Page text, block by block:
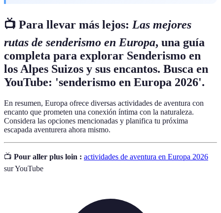
📺 Para llevar más lejos: Las mejores
rutas de senderismo en Europa, una guía
completa para explorar Senderismo en
los Alpes Suizos y sus encantos. Busca en
YouTube: 'senderismo en Europa 2026'.
En resumen, Europa ofrece diversas actividades de aventura con
encanto que prometen una conexión íntima con la naturaleza.
Considera las opciones mencionadas y planifica tu próxima
escapada aventurera ahora mismo.
📺 Pour aller plus loin : actividades de aventura en Europa 2026
sur YouTube